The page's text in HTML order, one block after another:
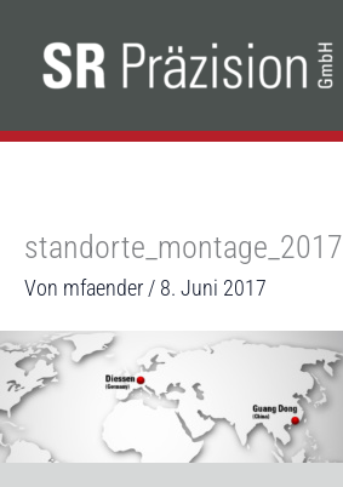
Inhalt
springen
standorte_montage_2017
Von mfaender / 8. Juni 2017